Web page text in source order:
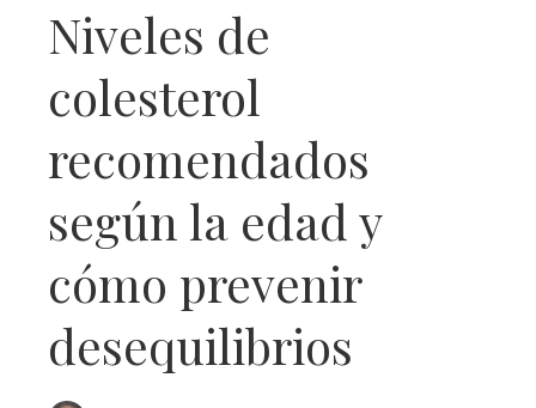
Niveles de
colesterol
recomendados
según la edad y
cómo prevenir
desequilibrios